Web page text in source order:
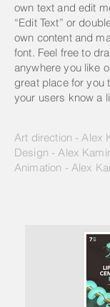
own text and edit
“Edit Text” or
own content and
font. Feel free to
anywhere you like
great place for you
your users know a
Art direction - Alex
Design - Alex
Animation - Alex